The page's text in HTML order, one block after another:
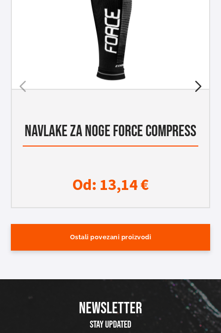
NAVLAKE ZA NOGE FORCE COMPRESS
Od: 13,14€
Ostali povezani proizvodi
NEWSLETTER
Stay updated